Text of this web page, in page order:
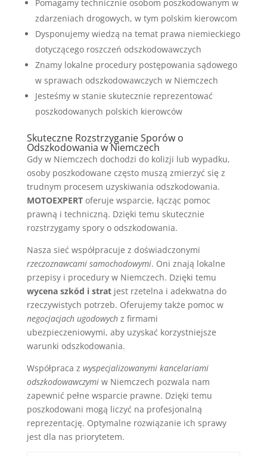
Pomagamy technicznie osobom poszkodowanym w
zdarzeniach drogowych, w tym polskim kierowcom
Dysponujemy wiedzą na temat prawa niemieckiego
dotyczącego roszczeń odszkodowawczych
Znamy lokalne procedury postępowania sądowego
w sprawach odszkodowawczych w Niemczech
Jesteśmy w stanie skutecznie reprezentować
poszkodowanych polskich kierowców
Skuteczne Rozstrzyganie Sporów o
Odszkodowania w Niemczech
Gdy w Niemczech dochodzi do kolizji lub wypadku,
osoby poszkodowane często muszą zmierzyć się z
trudnym procesem uzyskiwania odszkodowania.
MOTOEXPERToferuje wsparcie, łącząc pomoc
prawną i techniczną. Dzięki temu skutecznie
rozstrzygamy spory o odszkodowania.
Nasza sieć współpracuje z doświadczonymi
rzeczoznawcami samochodowymi. Oni znają lokalne
przepisy i procedury w Niemczech. Dzięki temu
wycena szkód i stratjest rzetelna i adekwatna do
rzeczywistych potrzeb. Oferujemy także pomoc w
negocjacjach ugodowychz firmami
ubezpieczeniowymi, aby uzyskać korzystniejsze
warunki odszkodowania.
Współpraca z wyspecjalizowanymi kancelariami
odszkodowawczymiw Niemczech pozwala nam
zapewnić pełne wsparcie prawne. Dzięki temu
poszkodowani mogą liczyć na profesjonalną
reprezentację. Optymalne rozwiązanie ich sprawy
jest dla nas priorytetem.